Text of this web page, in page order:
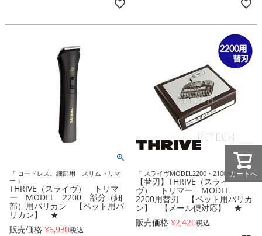
『 コードレス。細部用 スリムトリマ
ー 』
THRIVE（スライヴ） トリマ
ー MODEL 2200 部分（細
部）用バリカン 【ペット用バ
リカン】 ★
販売価格 ¥6,930税込
『 スライヴMODEL2200・2100用 』
【替刃】THRIVE（スライ
ヴ） トリマー MODEL
2200用替刃 【ペット用バリカ
ン】 【メール便対応】 ★
販売価格 ¥2,420税込
カートへ